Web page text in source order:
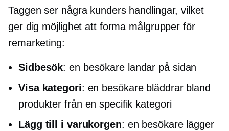
Taggen ser några kunders handlingar, vilket
ger dig möjlighet att forma målgrupper för
remarketing:
Sidbesök: en besökare landar på sidan
Visa kategori: en besökare bläddrar bland
produkter från en specifik kategori
Lägg till i varukorgen: en besökare lägger